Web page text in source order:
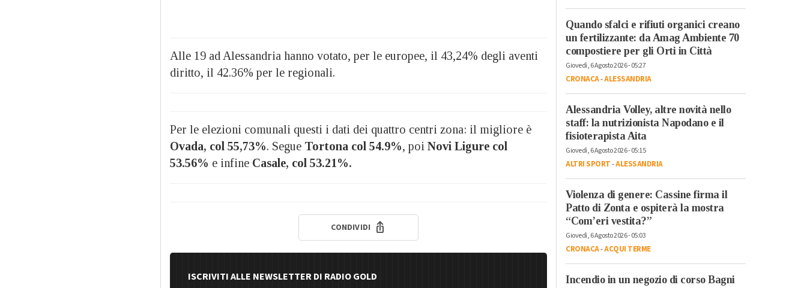
Alle 19 ad Alessandria hanno votato, per le europee, il 43,24% degli aventi
diritto, il 42.36% per le regionali.
Per le elezioni comunali questi i dati dei quattro centri zona: il migliore è
Ovada, col 55,73%. Segue Tortona col 54.9%, poi Novi Ligure col
53.56% e infine Casale, col 53.21%.
CONDIVIDI
ISCRIVITI ALLE NEWSLETTER DI RADIO GOLD
Quando sfalci e rifiuti organici creano
un fertilizzante: da Amag Ambiente 70
compostiere per gli Orti in Città
Giovedì, 6 Agosto 2026 - 05:27
CRONACA-ALESSANDRIA
Alessandria Volley, altre novità nello
staff: la nutrizionista Napodano e il
fisioterapista Aita
Giovedì, 6 Agosto 2026 - 05:15
ALTRI SPORT-ALESSANDRIA
Violenza di genere: Cassine firma il
Patto di Zonta e ospiterà la mostra
“Com’eri vestita?”
Giovedì, 6 Agosto 2026 - 05:03
CRONACA-ACQUI TERME
Incendio in un negozio di corso Bagni